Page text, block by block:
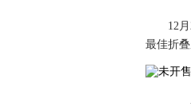
12
最佳折叠
摩